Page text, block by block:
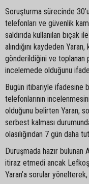
Soruşturma sürecinde
telefonları ve güvenlik
saldırıda kullanılan
alındığını kaydeden
gönderildiğini ve toplanan
incelemede olduğunu
Bugün itibariyle ifadesine
telefonlarının
olduğunu belirten Yaran,
serbest kalması
olasılığından 7 gün daha
Duruşmada hazır bulunan
itiraz etmedi ancak
Yaran’a sorular